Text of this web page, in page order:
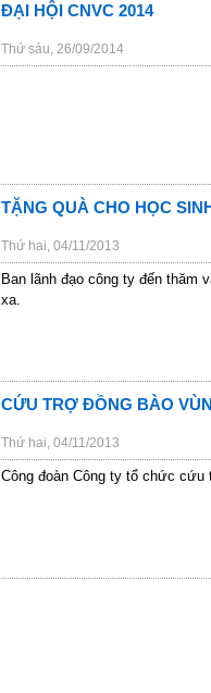
ĐẠI HỘI CNVC 2014
Thứ sáu, 26/09/2014
TẶNG QUÀ CHO HỌC
Thứ hai, 04/11/2013
Ban lãnh đạo công ty đến thăm
xa.
CỨU TRỢ ĐỒNG BÀO
Thứ hai, 04/11/2013
Công đoàn Công ty tổ chức cứu